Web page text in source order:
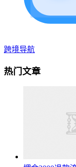
跨境导航
热门文章